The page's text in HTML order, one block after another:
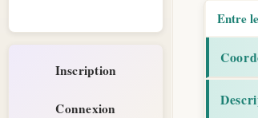
Inscription
Connexion
Entre